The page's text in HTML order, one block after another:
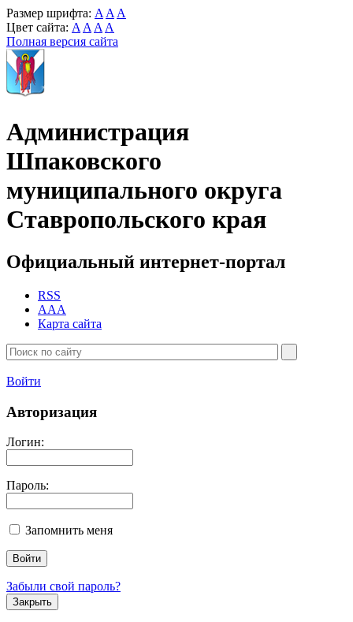
Размер шрифта: A A A
Цвет сайта: A A A A
Полная версия сайта
Администрация
Шпаковского
муниципального округа
Ставропольского края
Официальный интернет-портал
RSS
AAA
Карта сайта
Войти
Авторизация
Логин:
Пароль:
Запомнить меня
Забыли свой пароль?
Закрыть